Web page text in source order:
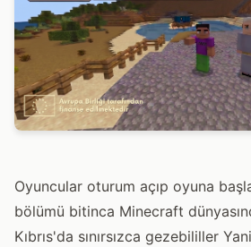
Oyuncular oturum açıp oyuna
bölümü bitinca Minecraft
Kıbrıs'da sınırsızca gezebililler